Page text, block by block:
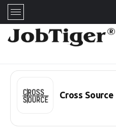
Cross Source